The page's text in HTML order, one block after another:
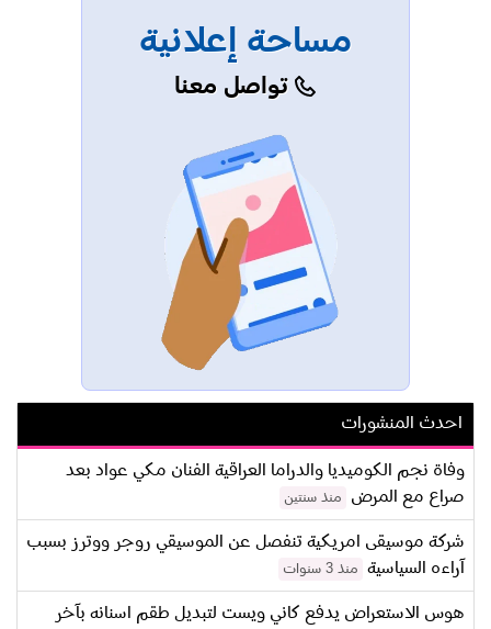
مساحة إعلانية
تواصل معنا
احدث المنشورات
وفاة نجم الكوميديا والدراما العراقية الفنان مكي عواد بعد
صراع مع المرض
منذ سنتين
شركة موسيقى امريكية تنفصل عن الموسيقي روجر ووترز بسبب
آراءه السياسية
منذ 3 سنوات
هوس الاستعراض يدفع كاني ويست لتبديل طقم اسنانه بآخر